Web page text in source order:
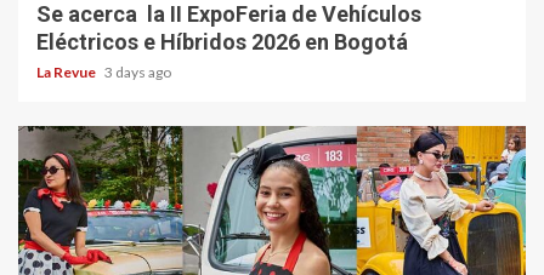
Se acerca la II ExpoFeria de Vehículos
Eléctricos e Híbridos 2026 en Bogotá
La Revue 3 days ago